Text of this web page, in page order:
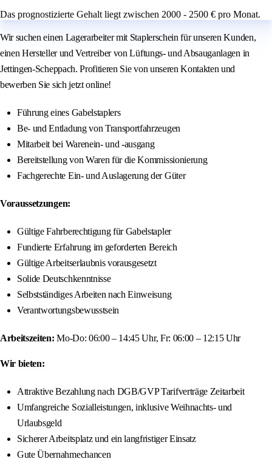
Das prognostizierte Gehalt liegt zwischen 2000 - 2500 € pro Monat.
Wir suchen einen Lagerarbeiter mit Staplerschein für unseren Kunden,
einen Hersteller und Vertreiber von Lüftungs- und Absauganlagen in
Jettingen-Scheppach. Profitieren Sie von unseren Kontakten und
bewerben Sie sich jetzt online!
Führung eines Gabelstaplers
Be- und Entladung von Transportfahrzeugen
Mitarbeit bei Warenein- und -ausgang
Bereitstellung von Waren für die Kommissionierung
Fachgerechte Ein- und Auslagerung der Güter
Voraussetzungen:
Gültige Fahrberechtigung für Gabelstapler
Fundierte Erfahrung im geforderten Bereich
Gültige Arbeitserlaubnis vorausgesetzt
Solide Deutschkenntnisse
Selbstständiges Arbeiten nach Einweisung
Verantwortungsbewusstsein
Arbeitszeiten: Mo-Do: 06:00 – 14:45 Uhr, Fr: 06:00 – 12:15 Uhr
Wir bieten:
Attraktive Bezahlung nach DGB/GVP Tarifverträge Zeitarbeit
Umfangreiche Sozialleistungen, inklusive Weihnachts- und
Urlaubsgeld
Sicherer Arbeitsplatz und ein langfristiger Einsatz
Gute Übernahmechancen